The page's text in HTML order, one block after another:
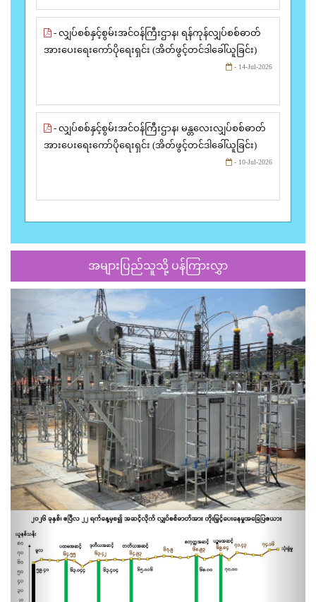
- လျှပ်စစ်နှင့်စွမ်းအင်ဝန်ကြီးဌာန၊ ရန်ကုန်လျှပ်စစ်ဓာတ်
အားပေးရေးကော်ပိုရေးရှင်း (အိတ်ဖွင့်တင်ဒါခေါ်ယူခြင်း)
- 14-Jul-2026
- လျှပ်စစ်နှင့်စွမ်းအင်ဝန်ကြီးဌာန၊ မန္တလေးလျှပ်စစ်ဓာတ်
အားပေးရေးကော်ပိုရေးရှင်း (အိတ်ဖွင့်တင်ဒါခေါ်ယူခြင်း)
- 10-Jul-2026
အများပြည်သူသို့ ပန်ကြားလွှာ
Previous